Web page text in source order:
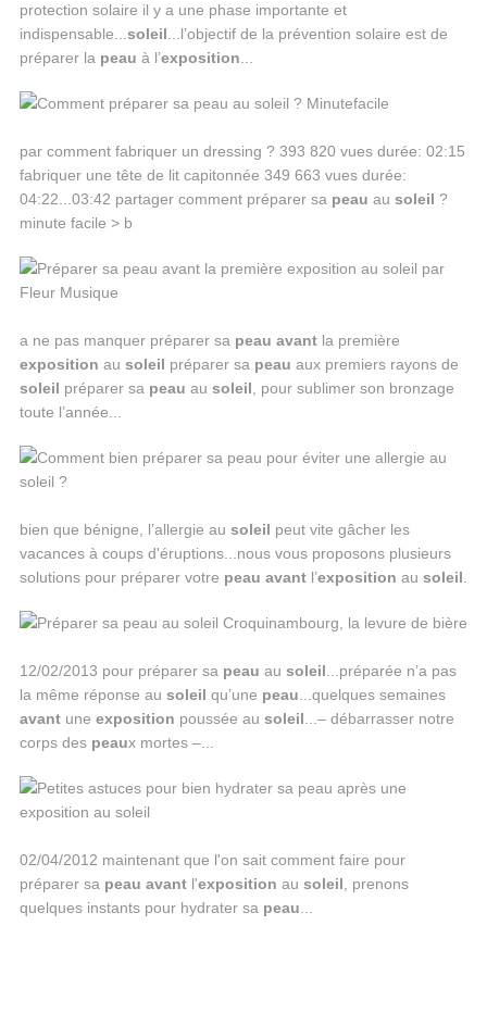
protection solaire il y a une phase importante et
indispensable... soleil ...l’objectif de la prévention solaire est de
préparer la peau à l’exposition
par comment fabriquer un dressing ? 393 820 vues durée: 02:15
fabriquer une tête de lit capitonnée 349 663 vues durée:
04:22...03:42 partager comment préparer sa peau au soleil ?
minute facile > b
a ne pas manquer préparer sa peau avantla première
exposition au soleil préparer sa peau aux premiers rayons de
soleil préparer sa peau au soleil , pour sublimer son bronzage
toute l’année...
bien que bénigne, l’allergie au soleil peut vite gâcher les
vacances à coups d'éruptions...nous vous proposons plusieurs
solutions pour préparer votre peau avantl’exposition au soleil
12/02/2013 pour préparer sa peau au soleil ...préparée n’a pas
la même réponse au soleil qu’une peau ...quelques semaines
avantune exposition poussée au soleil ...– débarrasser notre
corps des peaux mortes –...
02/04/2012 maintenant que l'on sait comment faire pour
préparer sa peau avantl'exposition au soleil , prenons
quelques instants pour hydrater sa peau